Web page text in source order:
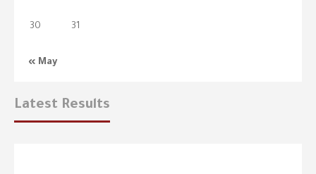
« May
30 31
Latest Results